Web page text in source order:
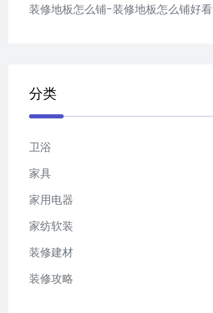
装修地板怎么铺-装修地板怎么铺好看
分类
卫浴
家具
家用电器
家纺软装
装修建材
装修攻略